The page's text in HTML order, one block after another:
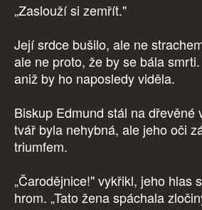
„Zaslouží si zemřít."
Její srdce bušilo, ale ne
ale ne proto, že by se bála
aniž by ho naposledy viděla.
Biskup Edmund stál na dřevěné
tvář byla nehybná, ale jeho oči
triumfem.
„Čarodějnice!" vykřikl, jeho hlas
hrom. „Tato žena spáchala